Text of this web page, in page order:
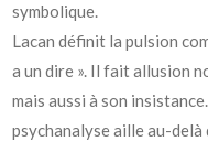
symbolique.
Lacan définit la pulsion
a un dire ». Il fait allusion
mais aussi à son
psychanalyse aille au-delà